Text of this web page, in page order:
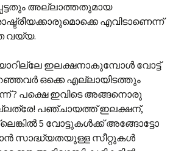
അല്ലാത്തതുമായ
എവിടാണെന്ന്
വയ്യ.
ഇലക്ഷനാകുമ്പോള്‍ വോട്ട്
ഒക്കെ എല്ലായിടത്തും
? പക്ഷെ ഇവിടെ അങ്ങനൊരു
പഞ്ചായത്ത് ഇലക്ഷന്,
5 വോട്ടുകള്‍ക്ക് അങ്ങോട്ടോ
സാദ്ധ്യതയുള്ള സീറ്റുകള്‍